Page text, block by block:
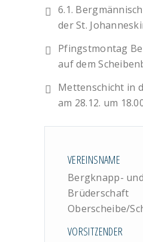
6.1.
der St.
Pfingstmontag
auf dem
Mettenschicht in
am 28.12. um
VEREINSNAME
Bergknapp- und
Brüderschaft
Oberscheibe/
VORSITZENDER